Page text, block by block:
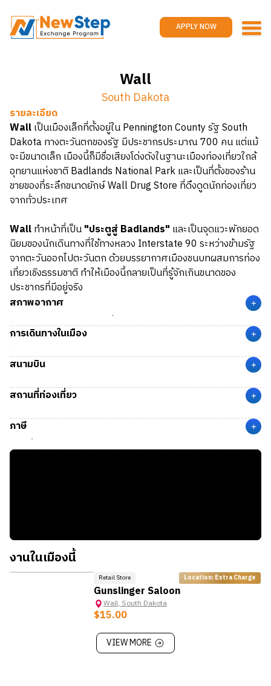
APPLY NOW
Work and travel
Promotions
Contact us
Wall
South Dakota
รายละเอียด
Wallเป็นเมืองเล็กที่ตั้งอยู่ใน Pennington County รัฐ South
Dakota ทางตะวันตกของรัฐ มีประชากรประมาณ 700 คน แต่แม้
จะมีขนาดเล็ก เมืองนี้ก็มีชื่อเสียงโด่งดังในฐานะเมืองท่องเที่ยวใกล้
อุทยานแห่งชาติ Badlands National Park และเป็นที่ตั้งของร้าน
ขายของที่ระลึกขนาดยักษ์ Wall Drug Store ที่ดึงดูดนักท่องเที่ยว
จากทั่วประเทศ
Wallทำหน้าที่เป็น"ประตูสู่ Badlands" และเป็นจุดแวะพักยอด
นิยมของนักเดินทางที่ใช้ทางหลวง Interstate 90 ระหว่างข้ามรัฐ
จากตะวันออกไปตะวันตก ด้วยบรรยากาศเมืองชนบทผสมการท่อง
เที่ยวเชิงธรรมชาติ ทำให้เมืองนี้กลายเป็นที่รู้จักเกินขนาดของ
ประชากรที่มีอยู่จริง
สภาพอากาศ
+
Wallมีสภาพอากาศแบบกึ่งแห้งแล้ง (Semi-Arid Climate) ใน
ฤดูใบไม้ผลิ (Spring) มีอุณหภูมิเฉลี่ยประมาณ 3 – 19 °C อากาศ
เย็นถึงอบอุ่น เริ่มมีดอกไม้ป่าและทุ่งหญ้าสะวันนาเขียวขจี ส่วนใน
ฤดูร้อน (Summer) มีอุณหภูมิเฉลี่ยประมาณ 15 – 33 °C อากาศ
การเดินทางในเมือง +
ที่ Wall ไม่มีระบบขนส่งสาธารณะภายในเมือง
สนามบิน +
สนามบิน RAP(Rapid City Regional Airport) เมือง Rapid City,
SD ห่างจาก Wall ประมาณ 55 ไมล์ (88 กิโลเมตร) ใช้เวลาเดิน
ทางด้วยรถยนต์ประมาณ 1 ชั่วโมง
สถานที่ท่องเที่ยว +
Wall Drug Store:จุดท่องเที่ยวที่มีชื่อเสียงระดับประเทศ เป็น
ร้านขายของที่ระลึกที่ขยายตัวจนกลายเป็นศูนย์การค้าเล็ก ๆ พร้อม
ร้านอาหาร น้ำพุ คาเฟ่ ศิลปะคาวบอย และประติมากรรมขนาดใหญ่
Minuteman Missile National Historic Site:
Wall เป็นแหล่งเรียนรู้เกี่ยวกับสงครามเย็นและอาวุธนิวเคลียร์ของ
สหรัฐฯ
Pioneer Auto Show (ในเมือง Murdo):พิพิธภัณฑ์รถโบราณ
ชื่อดัง ห่างจาก Wall ประมาณ 70 ไมล์ เหมาะสำหรับผู้ที่ชอบ
ประวัติศาสตร์ยานยนต์
ภาษี +
ภาษีที่จะถูกหักจากรายได้
งานในเมืองนี้
Retail Store Location: Extra Charge
Gunslinger Saloon
Wall,South Dakota
$15.00
VIEW MORE